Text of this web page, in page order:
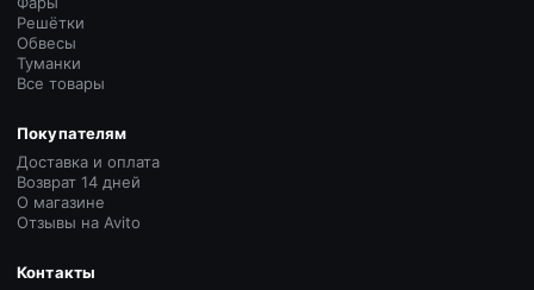
Решётки
Обвесы
Туманки
Все товары
Покупателям
Доставка и оплата
Возврат 14 дней
О магазине
Отзывы на Avito
Контакты